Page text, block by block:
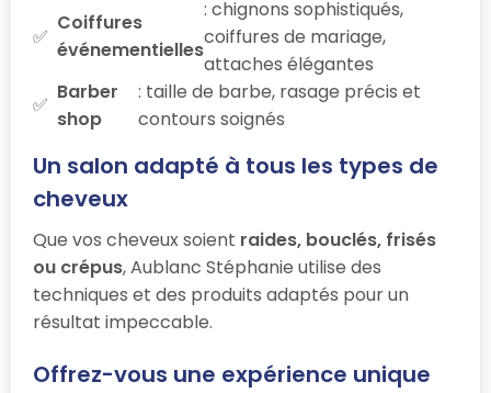
Coiffures
événementielles
: chignons sophistiqués,
coiffures de mariage,
attaches élégantes
Barber
shop
: taille de barbe, rasage précis et
contours soignés
Un salon adapté à tous les types de
cheveux
Que vos cheveux soient raides, bouclés, frisés
ou crépus, Aublanc Stéphanie utilise des
techniques et des produits adaptés pour un
résultat impeccable.
Offrez-vous une expérience unique